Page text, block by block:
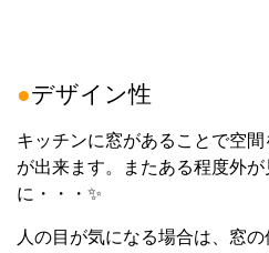
●デザイン性
キッチンに窓があることで空
が出来ます。またある程度外
に・・・✨
人の目が気になる場合は、窓